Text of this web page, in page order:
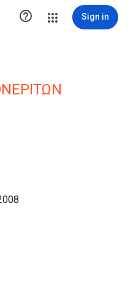
 Sign in